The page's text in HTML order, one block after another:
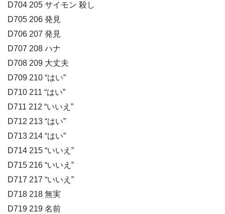
D704 205 サイモン 殺し
D705 206 発見
D706 207 発見
D707 208 ハナ
D708 209 大丈夫
D709 210 “はい”
D710 211 “はい”
D711 212 “いいえ”
D712 213 “はい”
D713 214 “はい”
D714 215 “いいえ”
D715 216 “いいえ”
D717 217 “いいえ”
D718 218 無実
D719 219 名前